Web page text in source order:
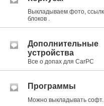
Выкладываем фото,
блоков .
Дополнительные
устройства
Все о допах для CarPC
Программы
Можно выкладывать софт.